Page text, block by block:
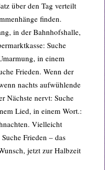
über den Tag verteilt
finden.
in der Bahnhofshalle,
Suche
in einem
Frieden. Wenn der
nachts aufwühlende
Nächste nervt: Suche
Lied, in einem Wort.:
Vielleicht
Frieden – das
jetzt zur Halbzeit